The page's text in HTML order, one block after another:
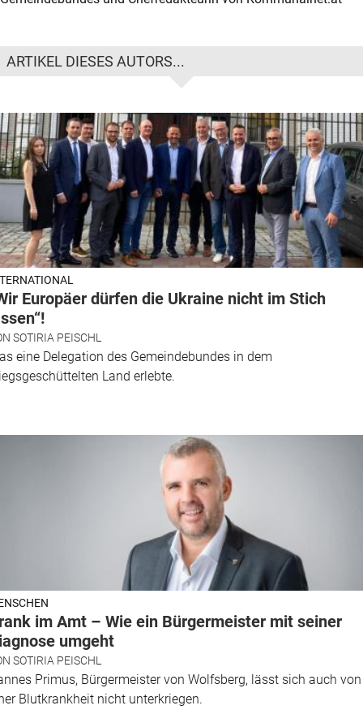
ARTIKEL DIESES AUTORS...
Europäer dürfen die Ukraine nicht im Stich
SOTIRIA PEISCHL
eine Delegation des Gemeindebundes in dem
Land erlebte.
im Amt – Wie ein Bürgermeister mit seiner
umgeht
SOTIRIA PEISCHL
Primus, Bürgermeister von Wolfsberg, lässt sich auch von
Blutkrankheit nicht unterkriegen.